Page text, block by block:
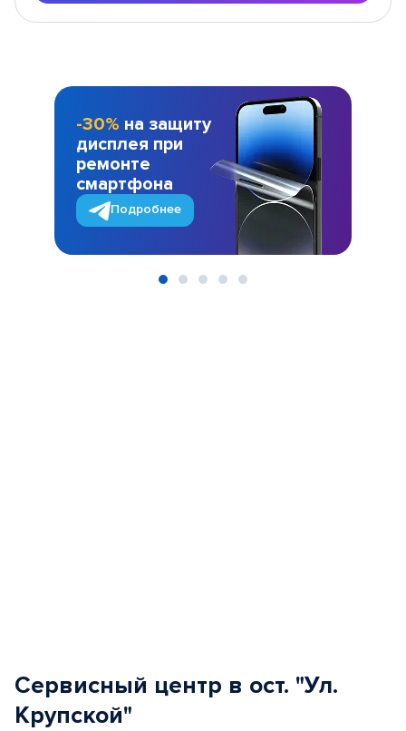
-30% на защиту
дисплея при
ремонте
смартфона
Подробнее
Сервисный центр в ост. "Ул.
Крупской"